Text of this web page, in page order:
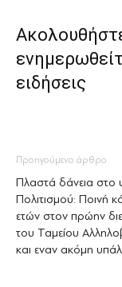
ειδήσεις
Προηγούμενο άρθρο
Πλαστά δάνεια στο
Πολιτισμού: Ποινή
ετών στον πρώην
του Ταμείου
και εναν ακόμη